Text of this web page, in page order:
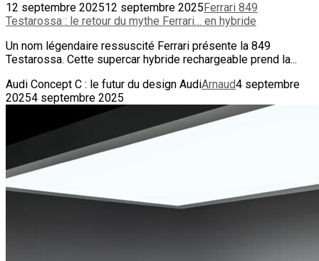
12 septembre 202512 septembre 2025Ferrari 849
Testarossa : le retour du mythe Ferrari… en hybride
Un nom légendaire ressuscité Ferrari présente la 849
Testarossa. Cette supercar hybride rechargeable prend la...
Audi Concept C : le futur du design AudiArnaud4 septembre
20254 septembre 2025